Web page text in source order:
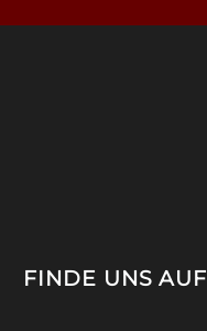
FINDE UNS AUF